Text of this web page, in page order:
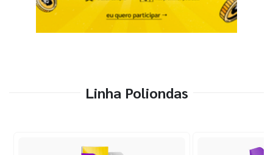
Linha Poliondas